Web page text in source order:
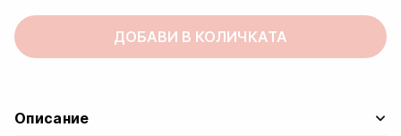
Stay
hungry
ДОБАВИ В КОЛИЧКАТА
Описание